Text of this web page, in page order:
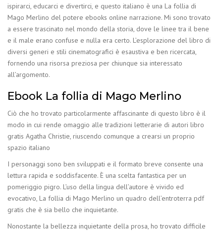
ispirarci, educarci e divertirci, e questo italiano è una La follia di
Mago Merlino del potere ebooks online narrazione. Mi sono trovato
a essere trascinato nel mondo della storia, dove le linee tra il bene
e il male erano confuse e nulla era certo. L’esplorazione del libro di
diversi generi e stili cinematografici è esaustiva e ben ricercata,
fornendo una risorsa preziosa per chiunque sia interessato
all’argomento.
Ebook La follia di Mago Merlino
Ciò che ho trovato particolarmente affascinante di questo libro è il
modo in cui rende omaggio alle tradizioni letterarie di autori libro
gratis Agatha Christie, riuscendo comunque a crearsi un proprio
spazio italiano
I personaggi sono ben sviluppati e il formato breve consente una
lettura rapida e soddisfacente. È una scelta fantastica per un
pomeriggio pigro. L’uso della lingua dell’autore è vivido ed
evocativo, La follia di Mago Merlino un quadro dell’entroterra pdf
gratis che è sia bello che inquietante.
Nonostante la bellezza inquietante della prosa, ho trovato difficile